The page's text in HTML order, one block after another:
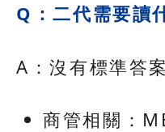
Q：二代需要讀
A：沒有標準答
商管相關：